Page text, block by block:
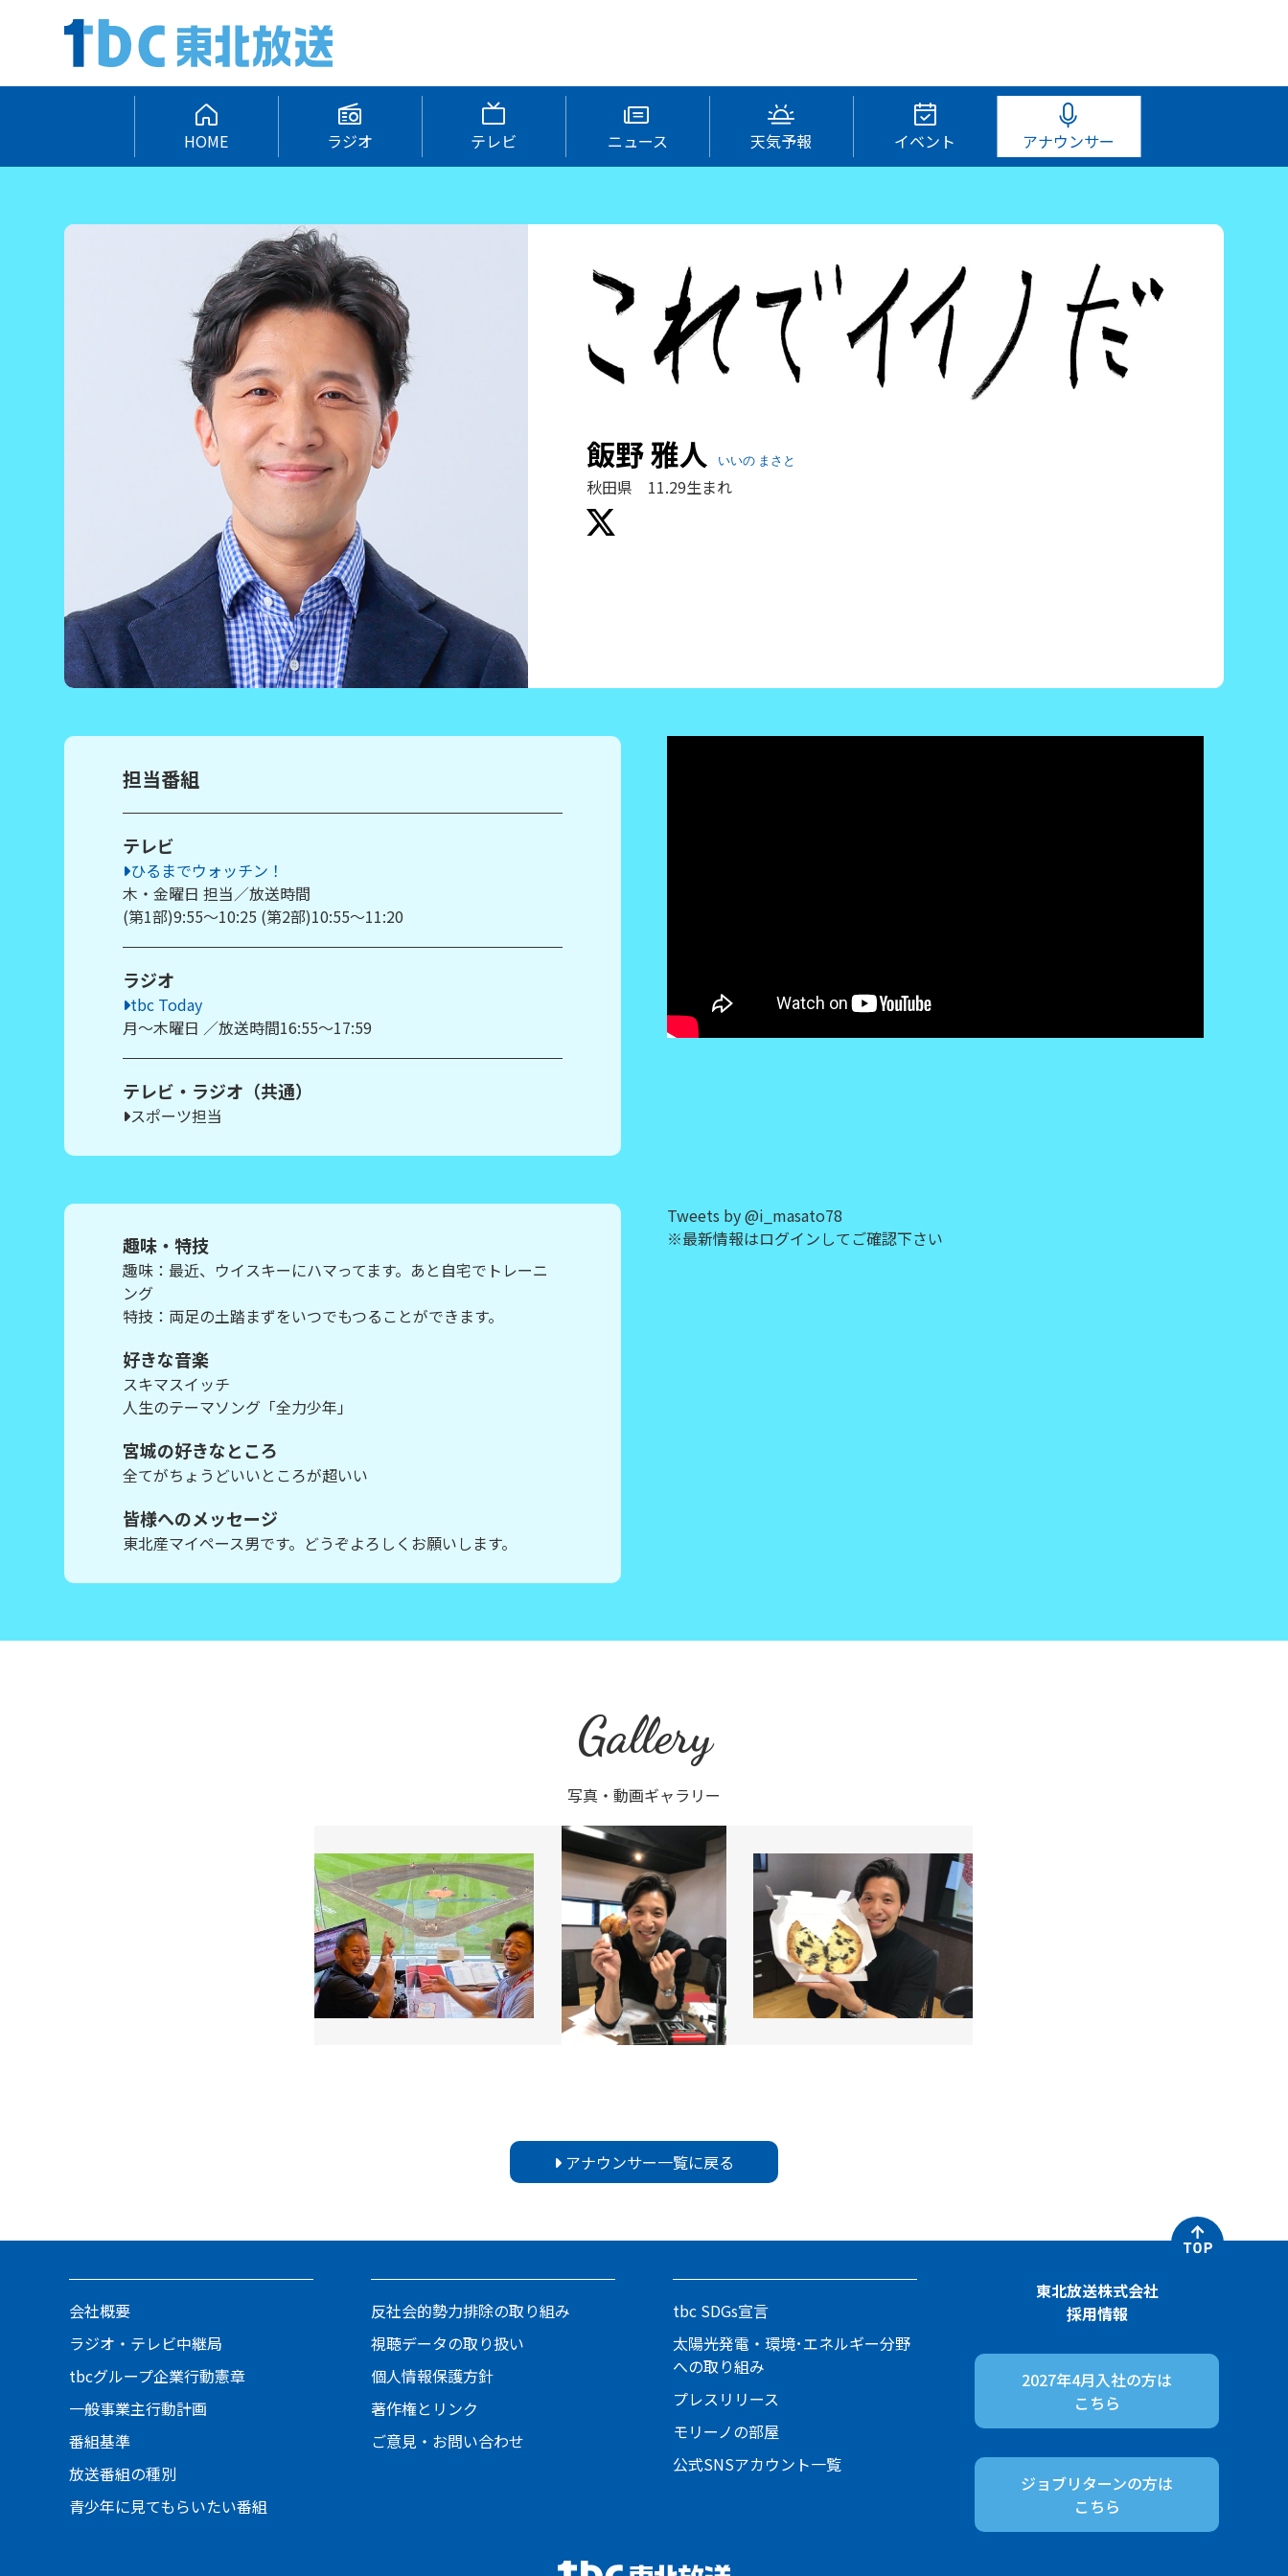
HOME ラジオ テレビ ニュース 天気予報 イベント アナウンサー
飯野 雅人 いいの まさと
秋田県 11.29生まれ
担当番組
テレビ
ひるまでウォッチン！
木・金曜日 担当／放送時間
(第1部)9:55～10:25 (第2部)10:55～11:20
ラジオ
tbc Today
月～木曜日 ／放送時間16:55～17:59
テレビ・ラジオ（共通）
スポーツ担当
趣味・特技
趣味：最近、ウイスキーにハマってます。あと自宅でトレーニ
ング
特技：両足の土踏まずをいつでもつることができます。
好きな音楽
スキマスイッチ
人生のテーマソング「全力少年」
宮城の好きなところ
全てがちょうどいいところが超いい
皆様へのメッセージ
東北産マイペース男です。どうぞよろしくお願いします。
Tweets by @i_masato78
※最新情報はログインしてご確認下さい
Gallery
写真・動画ギャラリー
アナウンサー一覧に戻る
会社概要
ラジオ・テレビ中継局
tbcグループ企業行動憲章
一般事業主行動計画
番組基準
放送番組の種別
青少年に見てもらいたい番組
反社会的勢力排除の取り組み
視聴データの取り扱い
個人情報保護方針
著作権とリンク
ご意見・お問い合わせ
tbc SDGs宣言
太陽光発電・環境･エネルギー分野
への取り組み
プレスリリース
モリーノの部屋
公式SNSアカウント一覧
東北放送株式会社
採用情報
2027年4月入社の方は
こちら
ジョブリターンの方は
こちら